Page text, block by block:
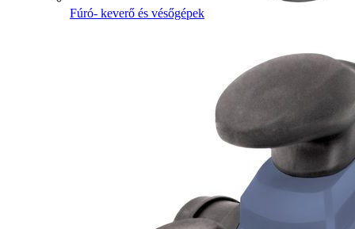
Fúró- keverő és vésőgépek